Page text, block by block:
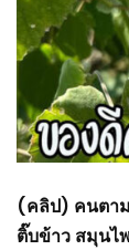
(คลิป) คนตา
ติ๊บข้าว สมุนไ